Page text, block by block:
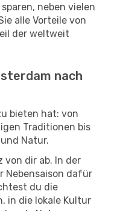
neben vielen
alle Vorteile von
der weltweit
nach
bieten hat: von
Traditionen bis
Natur.
von dir ab. In der
Nebensaison dafür
du die
in die lokale Kultur